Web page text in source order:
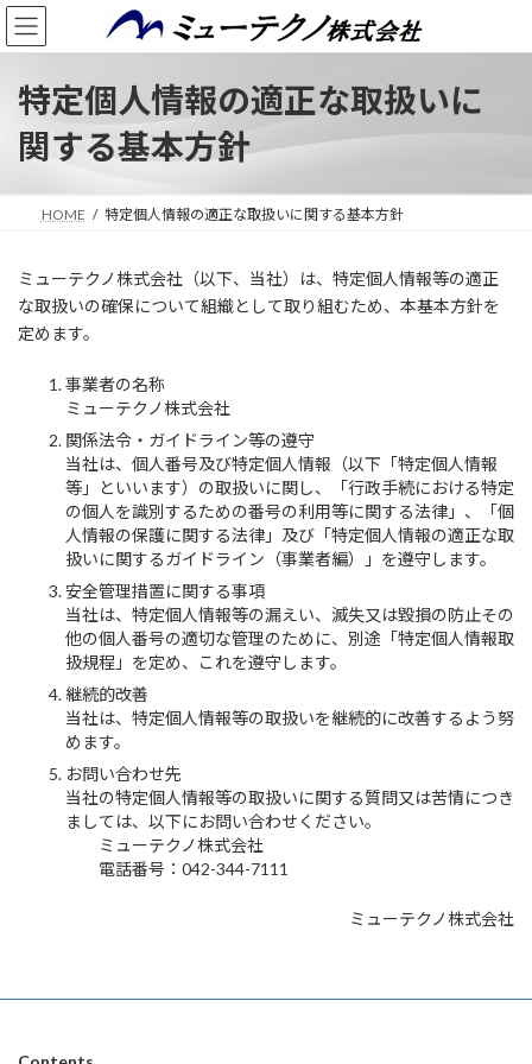
コ
ン
テ
ナ
ビ
ゲ
特定個人情報の適正な取扱いに
関する基本方針
HOME 特定個人情報の適正な取扱いに関する基本方針
ミューテクノ株式会社（以下、当社）は、特定個人情報等の適正
な取扱いの確保について組織として取り組むため、本基本方針を
定めます。
事業者の名称
ミューテクノ株式会社
関係法令・ガイドライン等の遵守
当社は、個人番号及び特定個人情報（以下「特定個人情報
等」といいます）の取扱いに関し、「行政手続における特定
の個人を識別するための番号の利用等に関する法律」、「個
人情報の保護に関する法律」及び「特定個人情報の適正な取
扱いに関するガイドライン（事業者編）」を遵守します。
安全管理措置に関する事項
当社は、特定個人情報等の漏えい、滅失又は毀損の防止その
他の個人番号の適切な管理のために、別途「特定個人情報取
扱規程」を定め、これを遵守します。
継続的改善
当社は、特定個人情報等の取扱いを継続的に改善するよう努
めます。
お問い合わせ先
当社の特定個人情報等の取扱いに関する質問又は苦情につき
ましては、以下にお問い合わせください。
ミューテクノ株式会社
電話番号：042-344-7111
ミューテクノ株式会社